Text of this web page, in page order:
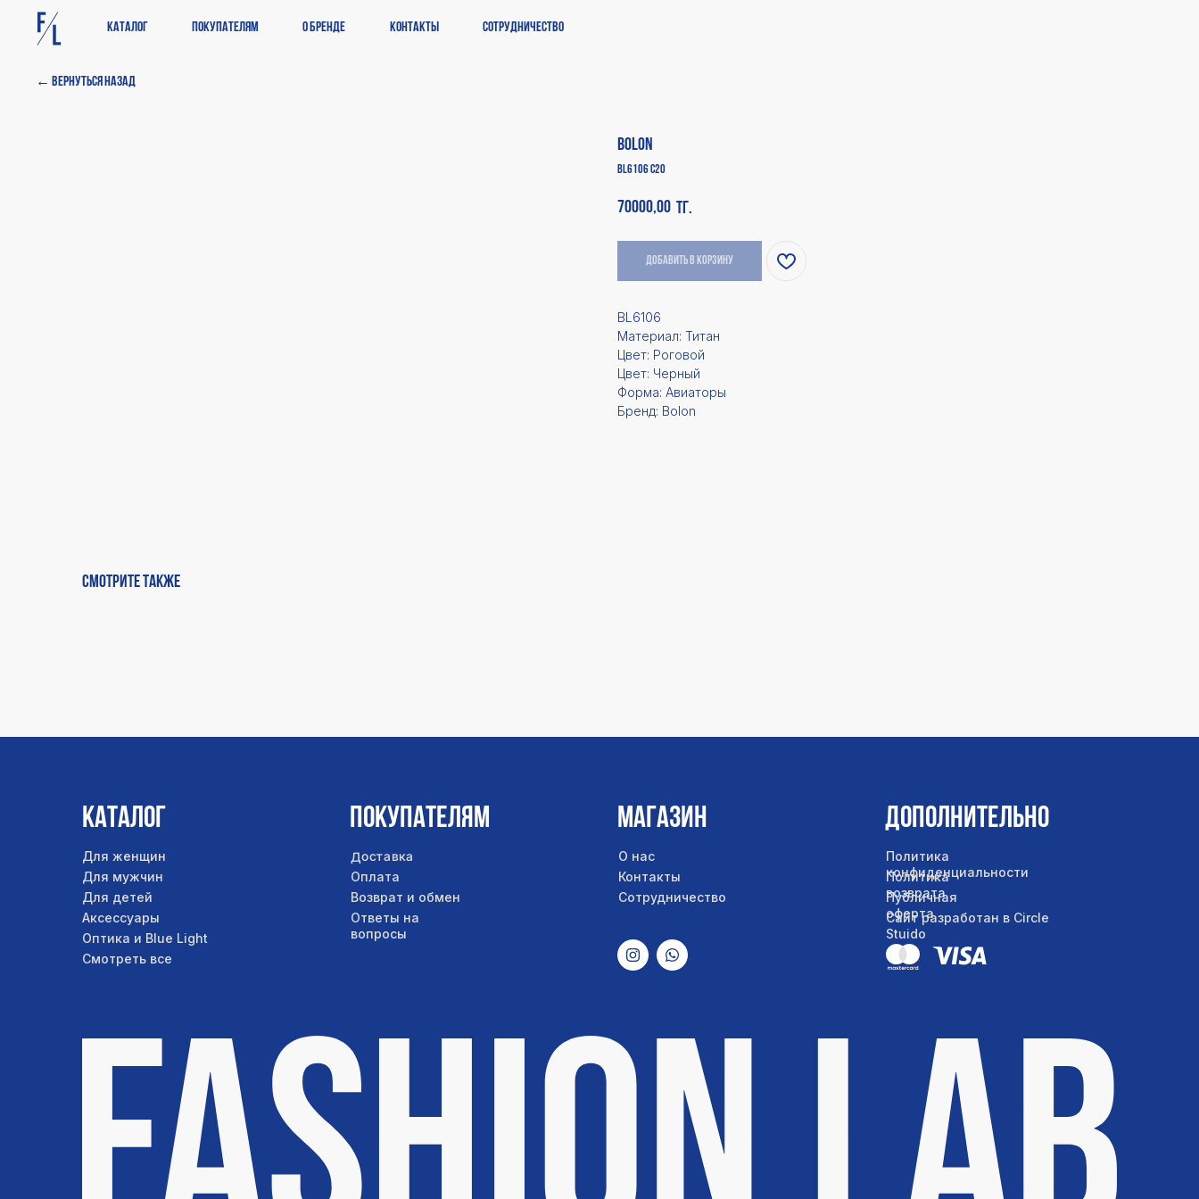
Каталог Покупателям О бренде Контакты Сотрудничество
← Вернуться назад
Bolon
BL6106 C20
70000,00 тг.
Добавить в корзину
BL6106
Материал: Титан
Цвет: Роговой
Цвет: Черный
Форма: Авиаторы
Бренд: Bolon
Смотрите также
Каталог Покупателям Магазин Дополнительно
Для женщин Доставка О нас
Политика
конфиденциальности
Для мужчин Оплата Контакты
Политика
возврата
Для детей Возврат и обмен Сотрудничество
Публичная
оферта
Сайт разработан в Circle
Stuido
Аксессуары
Ответы на
вопросы
Оптика и Blue Light
Смотреть все